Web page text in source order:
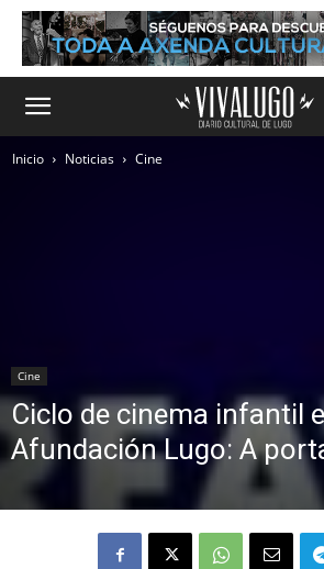
Inicio Noticias Cine
Cine
Ciclo de cinema infantil
Afundación Lugo: A